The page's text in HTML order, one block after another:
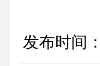
发布时间